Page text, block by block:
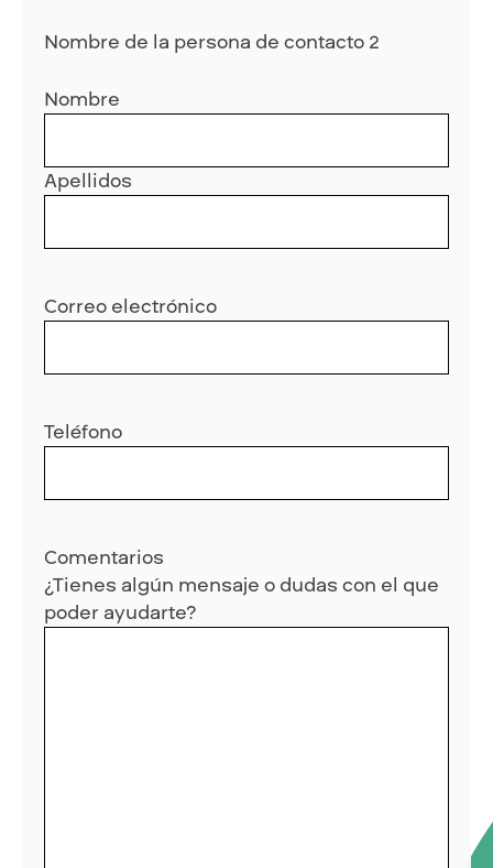
Nombre de la persona de contacto 2
Nombre
Apellidos
Correo electrónico
Teléfono
Comentarios
¿Tienes algún mensaje o dudas con el que
poder ayudarte?